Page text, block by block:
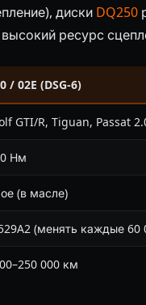
диски DQ250
ресурс
/ 02E (DSG-6)
GTI/R, Tiguan, Passat
Нм
(в масле)
(менять каждые 60
000 км